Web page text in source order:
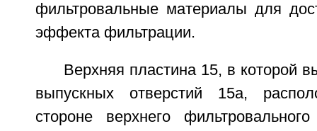
фильтровальные материалы для
эффекта фильтрации.
Верхняя пластина 15, в которой
выпускных отверстий 15а,
стороне верхнего